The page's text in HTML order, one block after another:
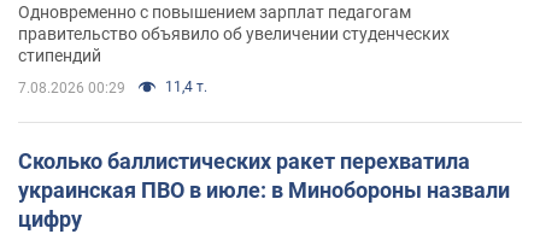
Одновременно с повышением зарплат педагогам
правительство объявило об увеличении студенческих
стипендий
7.08.2026 00:29 11,4 т.
Сколько баллистических ракет перехватила
украинская ПВО в июле: в Минобороны назвали
цифру